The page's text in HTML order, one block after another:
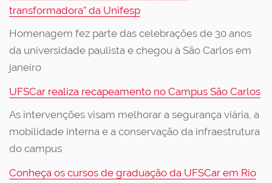
transformadora” da Unifesp
Homenagem fez parte das celebrações de 30 anos
da universidade paulista e chegou à São Carlos em
janeiro
UFSCar realiza recapeamento no Campus São Carlos
As intervenções visam melhorar a segurança viária, a
mobilidade interna e a conservação da infraestrutura
do campus
Conheça os cursos de graduação da UFSCar em Rio